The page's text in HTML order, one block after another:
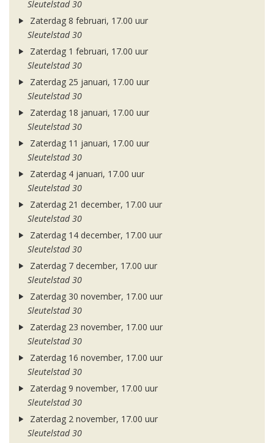
Sleutelstad 30
Zaterdag 8 februari, 17.00 uur
Sleutelstad 30
Zaterdag 1 februari, 17.00 uur
Sleutelstad 30
Zaterdag 25 januari, 17.00 uur
Sleutelstad 30
Zaterdag 18 januari, 17.00 uur
Sleutelstad 30
Zaterdag 11 januari, 17.00 uur
Sleutelstad 30
Zaterdag 4 januari, 17.00 uur
Sleutelstad 30
Zaterdag 21 december, 17.00 uur
Sleutelstad 30
Zaterdag 14 december, 17.00 uur
Sleutelstad 30
Zaterdag 7 december, 17.00 uur
Sleutelstad 30
Zaterdag 30 november, 17.00 uur
Sleutelstad 30
Zaterdag 23 november, 17.00 uur
Sleutelstad 30
Zaterdag 16 november, 17.00 uur
Sleutelstad 30
Zaterdag 9 november, 17.00 uur
Sleutelstad 30
Zaterdag 2 november, 17.00 uur
Sleutelstad 30